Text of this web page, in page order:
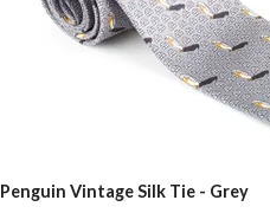
Penguin Vintage Silk Tie - Grey